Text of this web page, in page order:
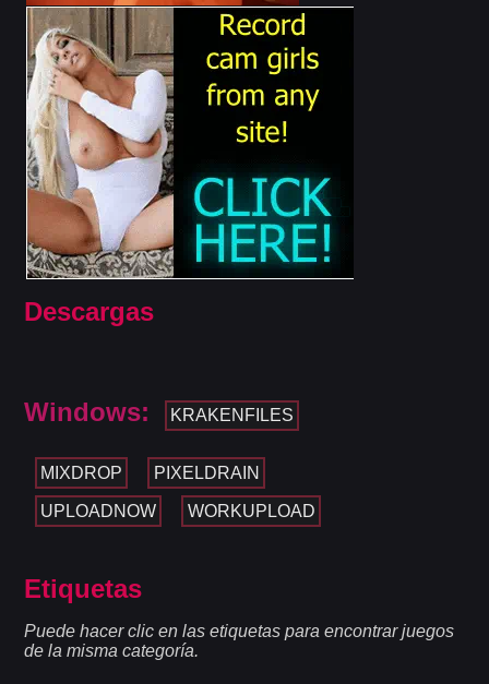
Descargas
Windows: KRAKENFILES
MIXDROP PIXELDRAIN
UPLOADNOW WORKUPLOAD
Etiquetas
Puede hacer clic en las etiquetas para encontrar juegos
de la misma categoría.